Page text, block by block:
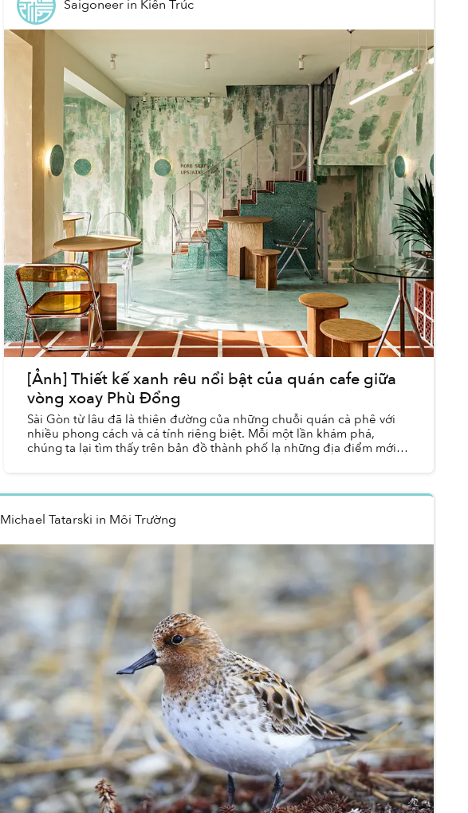
Saigoneerin Kiến Trúc
[Ảnh] Thiết kế xanh rêu nổi bật của quán cafe giữa
vòng xoay Phù Đổng
Sài Gòn từ lâu đã là thiên đường của những chuỗi quán cà phê với
nhiều phong cách và cá tính riêng biệt. Mỗi một lần khám phá,
chúng ta lại tìm thấy trên bản đồ thành phố lạ những địa điểm mới
Michael Tatarski in Môi Trường